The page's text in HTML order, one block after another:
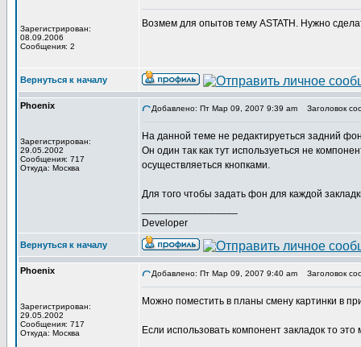
Зарегистрирован:
08.09.2006
Сообщения: 2
Возмем для опытов тему ASTATH. Нужно
Вернуться к началу
Phoenix
Зарегистрирован:
29.05.2002
Сообщения: 717
Откуда: Москва
Добавлено: Пт Мар 09, 2007 9:39 am Заголовок
На данной теме не редактируеться задний
Он один так как тут используеться не
осуществляеться кнопками.
Для того чтобы задать фон для каждой
Developer
Вернуться к началу
Phoenix
Зарегистрирован:
29.05.2002
Сообщения: 717
Откуда: Москва
Добавлено: Пт Мар 09, 2007 9:40 am Заголовок
Можно поместить в планы смену картинки в
Если использовать компонент закладок то